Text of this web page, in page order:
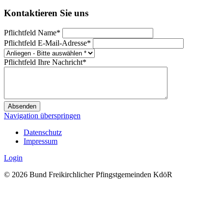
Kontaktieren Sie uns
Pflichtfeld Name*
Pflichtfeld E-Mail-Adresse*
Pflichtfeld Ihre Nachricht*
Absenden
Navigation überspringen
Datenschutz
Impressum
Login
© 2026 Bund Freikirchlicher Pfingstgemeinden KdöR